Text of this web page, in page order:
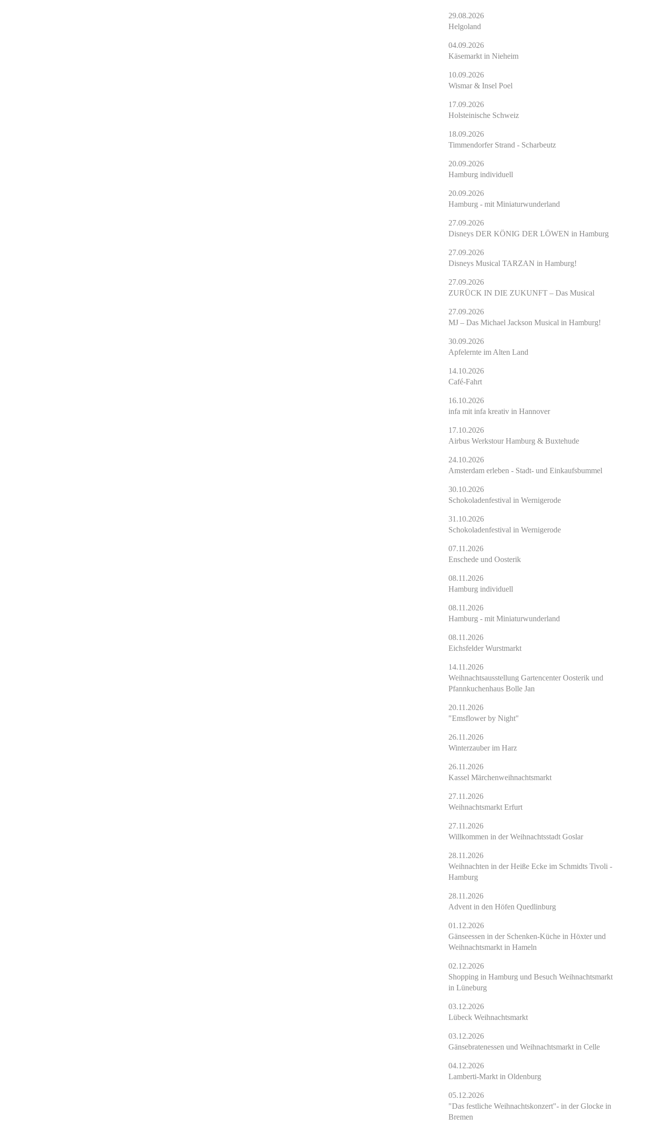
29.08.2026
Helgoland
04.09.2026
Käsemarkt in Nieheim
10.09.2026
Wismar & Insel Poel
17.09.2026
Holsteinische Schweiz
18.09.2026
Timmendorfer Strand - Scharbeutz
20.09.2026
Hamburg individuell
20.09.2026
Hamburg - mit Miniaturwunderland
27.09.2026
Disneys DER KÖNIG DER LÖWEN in Hamburg
27.09.2026
Disneys Musical TARZAN in Hamburg!
27.09.2026
ZURÜCK IN DIE ZUKUNFT – Das Musical
27.09.2026
MJ – Das Michael Jackson Musical in Hamburg!
30.09.2026
Apfelernte im Alten Land
14.10.2026
Café-Fahrt
16.10.2026
infa mit infa kreativ in Hannover
17.10.2026
Airbus Werkstour Hamburg & Buxtehude
24.10.2026
Amsterdam erleben - Stadt- und Einkaufsbummel
30.10.2026
Schokoladenfestival in Wernigerode
31.10.2026
Schokoladenfestival in Wernigerode
07.11.2026
Enschede und Oosterik
08.11.2026
Hamburg individuell
08.11.2026
Hamburg - mit Miniaturwunderland
08.11.2026
Eichsfelder Wurstmarkt
14.11.2026
Weihnachtsausstellung Gartencenter Oosterik und
Pfannkuchenhaus Bolle Jan
20.11.2026
"Emsflower by Night"
26.11.2026
Winterzauber im Harz
26.11.2026
Kassel Märchenweihnachtsmarkt
27.11.2026
Weihnachtsmarkt Erfurt
27.11.2026
Willkommen in der Weihnachtsstadt Goslar
28.11.2026
Weihnachten in der Heiße Ecke im Schmidts Tivoli -
Hamburg
28.11.2026
Advent in den Höfen Quedlinburg
01.12.2026
Gänseessen in der Schenken-Küche in Höxter und
Weihnachtsmarkt in Hameln
02.12.2026
Shopping in Hamburg und Besuch Weihnachtsmarkt
in Lüneburg
03.12.2026
Lübeck Weihnachtsmarkt
03.12.2026
Gänsebratenessen und Weihnachtsmarkt in Celle
04.12.2026
Lamberti-Markt in Oldenburg
05.12.2026
"Das festliche Weihnachtskonzert"- in der Glocke in
Bremen